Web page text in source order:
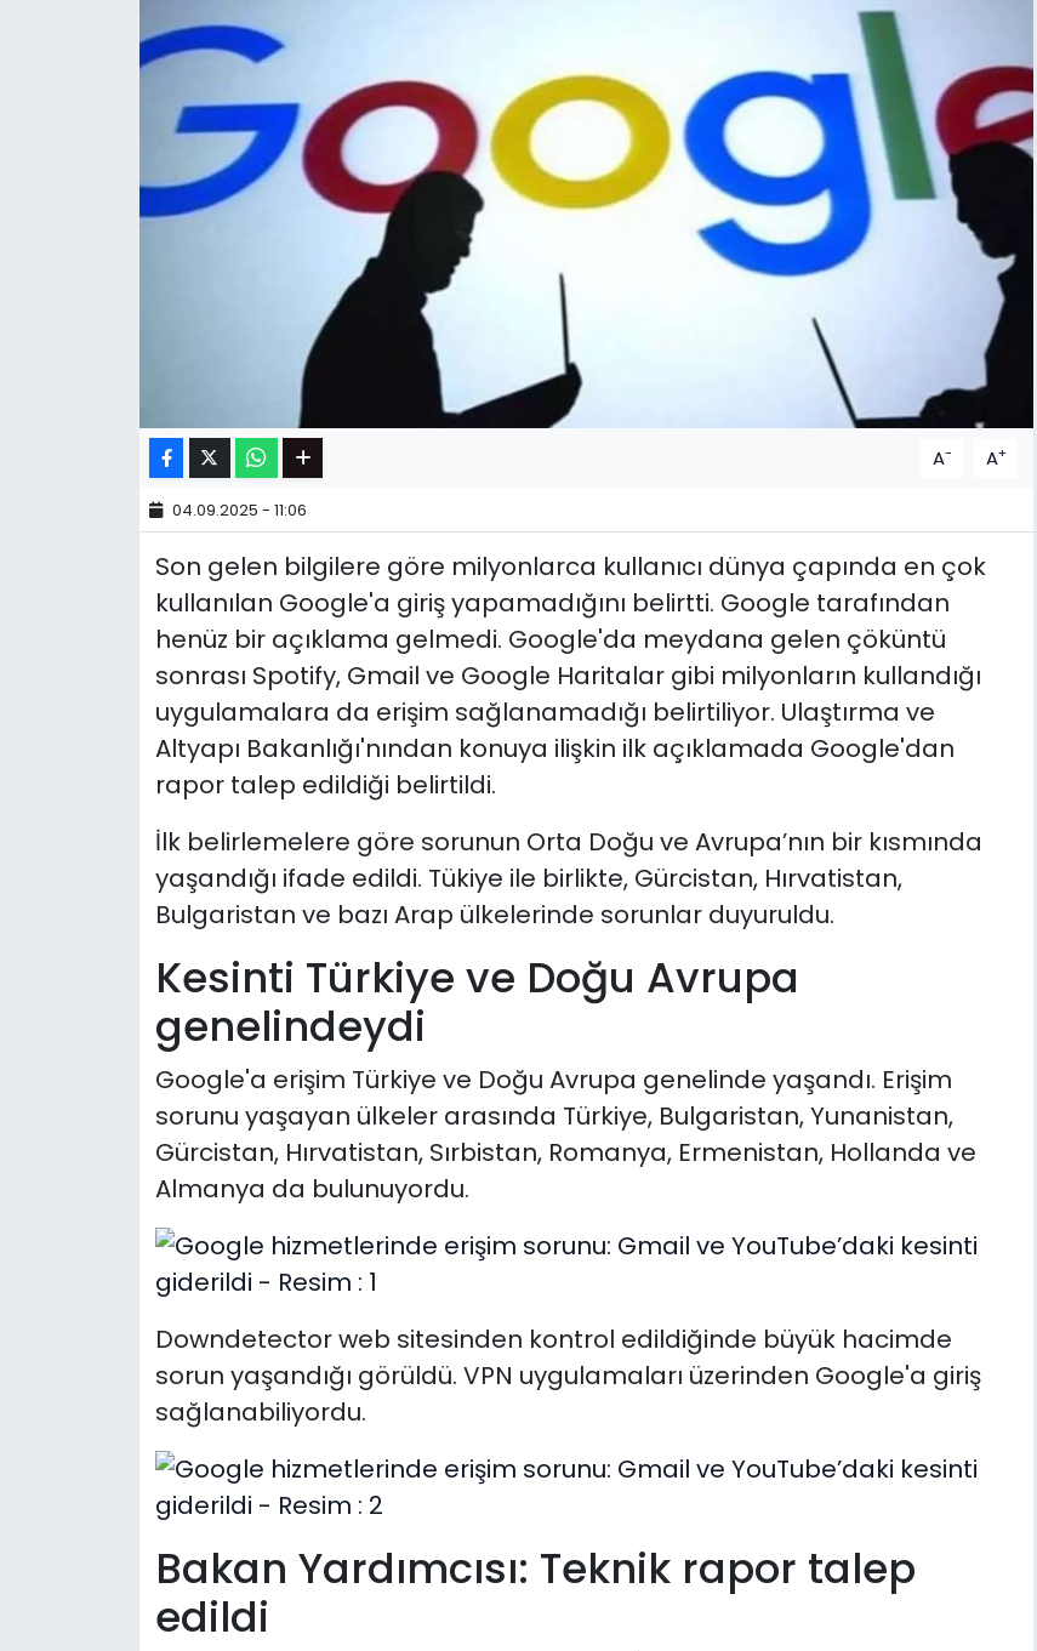
A- A+
04.09.2025 - 11:06
Son gelen bilgilere göre milyonlarca kullanıcı dünya çapında en çok
kullanılan Google'a giriş yapamadığını belirtti. Google tarafından
henüz bir açıklama gelmedi. Google'da meydana gelen çöküntü
sonrası Spotify, Gmail ve Google Haritalar gibi milyonların kullandığı
uygulamalara da erişim sağlanamadığı belirtiliyor. Ulaştırma ve
Altyapı Bakanlığı'nından konuya ilişkin ilk açıklamada Google'dan
rapor talep edildiği belirtildi.
İlk belirlemelere göre sorunun Orta Doğu ve Avrupa’nın bir kısmında
yaşandığı ifade edildi. Tükiye ile birlikte, Gürcistan, Hırvatistan,
Bulgaristan ve bazı Arap ülkelerinde sorunlar duyuruldu.
Kesinti Türkiye ve Doğu Avrupa
genelindeydi
Google'a erişim Türkiye ve Doğu Avrupa genelinde yaşandı. Erişim
sorunu yaşayan ülkeler arasında Türkiye, Bulgaristan, Yunanistan,
Gürcistan, Hırvatistan, Sırbistan, Romanya, Ermenistan, Hollanda ve
Almanya da bulunuyordu.
Downdetector web sitesinden kontrol edildiğinde büyük hacimde
sorun yaşandığı görüldü. VPN uygulamaları üzerinden Google'a giriş
sağlanabiliyordu.
Bakan Yardımcısı: Teknik rapor talep
edildi